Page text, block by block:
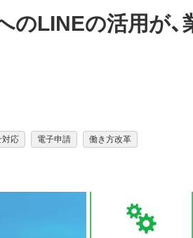
のLINEの活用が、
対応 電子申請 働き方改革